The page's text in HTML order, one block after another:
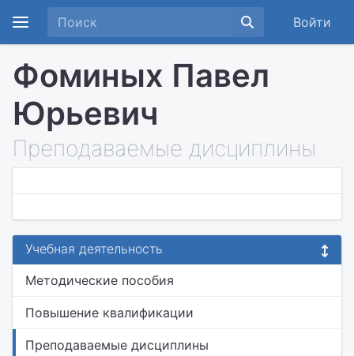
Войти
Фоминых Павел
Юрьевич
Преподаваемые дисциплины
Учебная деятельность
Методические пособия
Повышение квалификации
Преподаваемые дисциплины